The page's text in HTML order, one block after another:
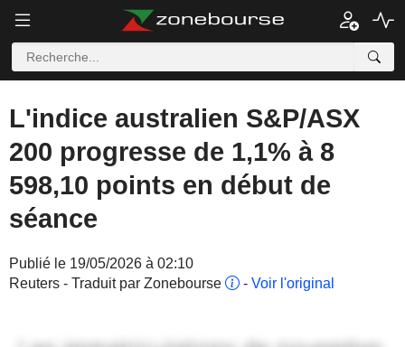
L'indice australien S&P/ASX
200 progresse de 1,1% à 8
598,10 points en début de
séance
Publié le 19/05/2026 à 02:10
Reuters - Traduit par Zonebourse
- Voir l'original